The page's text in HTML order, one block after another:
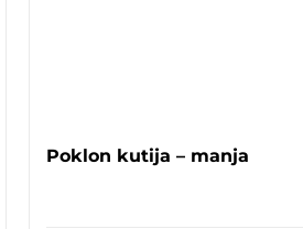
Poklon kutija – manja